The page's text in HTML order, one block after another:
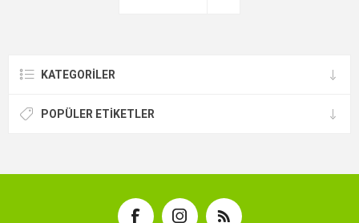
KATEGORILER
POPÜLER ETIKETLER